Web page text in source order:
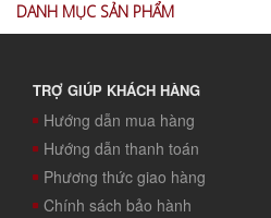
DANH MỤC SẢN PHẨM
TRỢ GIÚP KHÁCH HÀNG
Hướng dẫn mua hàng
Hướng dẫn thanh toán
Phương thức giao hàng
Chính sách bảo hành